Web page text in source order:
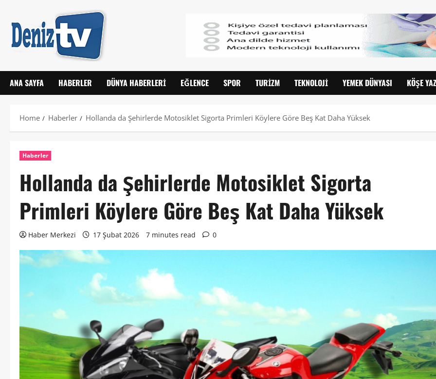
ANA SAYFA HABERLER DÜNYA HABERLERI EĞLENCE SPOR TURIZM TEKNOLOJI YEMEK DÜNYASI KÖŞE
Home Haberler Hollanda da Şehirlerde Motosiklet Sigorta Primleri Köylere Göre Beş Kat Daha Yüksek
Haberler
Hollanda da Şehirlerde Motosiklet Sigorta
Primleri Köylere Göre Beş Kat Daha Yüksek
Haber Merkezi 17 Şubat 2026 7 minutes read 0